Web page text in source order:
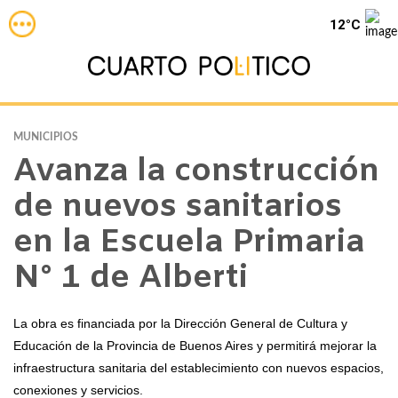
12°C
MUNICIPIOS
Avanza la construcción
de nuevos sanitarios
en la Escuela Primaria
N° 1 de Alberti
La obra es financiada por la Dirección General de Cultura y
Educación de la Provincia de Buenos Aires y permitirá mejorar la
infraestructura sanitaria del establecimiento con nuevos espacios,
conexiones y servicios.